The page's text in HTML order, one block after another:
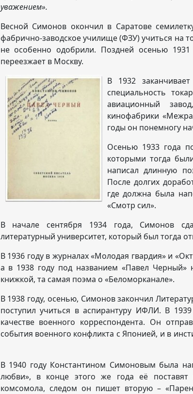
уважением».
Весной Симонов окончил в Саратове
фабрично-заводское училище (ФЗУ) учиться на
не особенно одобрили. Поздней осенью
переезжает в Москву.
В 1932
специальность
авиационный
кинофабрики
годы он понемногу
Осенью 1933 года
которыми тогда
написал длинную
После долгих
где должна была
«Смотр сил».
В начале сентября 1934 года, Симонов
литературный университет, который был тогда
В 1936 году в журналах «Молодая гвардия» и
а в 1938 году под названием «Павел Черный»
книжкой, та самая поэма о «Беломорканале».
В 1938 году, осенью, Симонов закончил
поступил учиться в аспирантуру ИФЛИ. В
качестве военного корреспондента. Он
события военного конфликта с Японией, и в
В 1940 году Константином Симоновым была
любви», в конце этого же года её
комсомола, следом он пишет вторую –